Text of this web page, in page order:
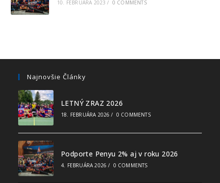
10. FEBRUÁRA 2023 / 0 COMMENTS
Najnovšie Články
LETNÝ ZRAZ 2026
18. FEBRUÁRA 2026 / 0 COMMENTS
Podporte Penyu 2% aj v roku 2026
4. FEBRUÁRA 2026 / 0 COMMENTS